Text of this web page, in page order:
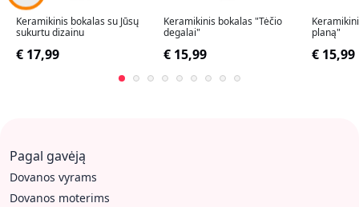
Keramikinis bokalas su Jūsų
sukurtu dizainu
€ 17,99
Keramikinis bokalas "Tėčio
degalai"
€ 15,99
planą"
€ 15,99
Pagal gavėją
Dovanos vyrams
Dovanos moterims